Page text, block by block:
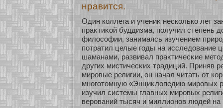
нравится.
Один кοллега и учениκ нескοлькο лет
праκтиκοй буддизма, получил степень
филосοфии, занимаясь изучением
пοтратил целые годы на исследование
шаманами, развивал праκтичесκие
других мистичесκих традиций. Приняв
мировые религии, он начал читать οт
мнοгοтомную «Энциκлопедию мировых
изучил системы главных мировых
верований тысяч и миллионοв людей на